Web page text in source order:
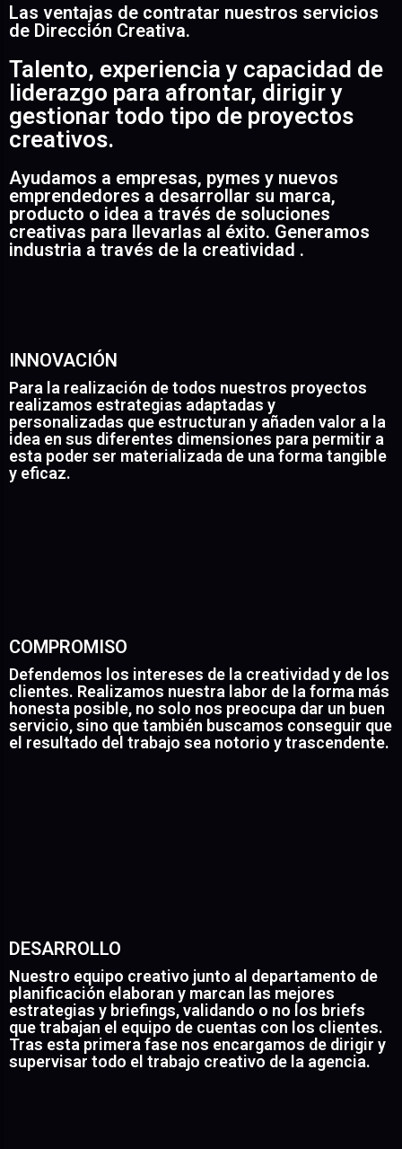
Las ventajas de contratar nuestros servicios
de Dirección Creativa.
Talento, experiencia y capacidad de
liderazgo para afrontar, dirigir y
gestionar todo tipo de proyectos
creativos.
Ayudamos a empresas, pymes y nuevos
emprendedores a desarrollar su marca,
producto o idea a través de soluciones
creativas para llevarlas al éxito. Generamos
industria a través de la creatividad .
INNOVACIÓN
Para la realización de todos nuestros proyectos
realizamos estrategias adaptadas y
personalizadas que estructuran y añaden valor a la
idea en sus diferentes dimensiones para permitir a
esta poder ser materializada de una forma tangible
y eficaz.
Nuestra dirección creativa además de generar y
COMPROMISO
Defendemos los intereses de la creatividad y de los
clientes. Realizamos nuestra labor de la forma más
honesta posible, no solo nos preocupa dar un buen
servicio, sino que también buscamos conseguir que
el resultado del trabajo sea notorio y trascendente.
DESARROLLO
Nuestro equipo creativo junto al departamento de
planificación elaboran y marcan las mejores
estrategias y briefings, validando o no los briefs
que trabajan el equipo de cuentas con los clientes.
Tras esta primera fase nos encargamos de dirigir y
supervisar todo el trabajo creativo de la agencia.